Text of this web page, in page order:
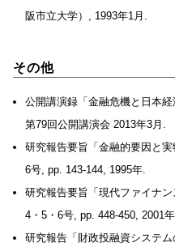
阪市立大学）, 1993年1月.
その他
公開講演録「金融危機と日本
第79回公開講演会 2013年3月.
研究報告要旨「金融的要因と
6号, pp. 143-144, 1995年.
研究報告要旨「現代ファイナ
4・5・6号, pp. 448-450, 2001年.
研究報告「財政投融資システ